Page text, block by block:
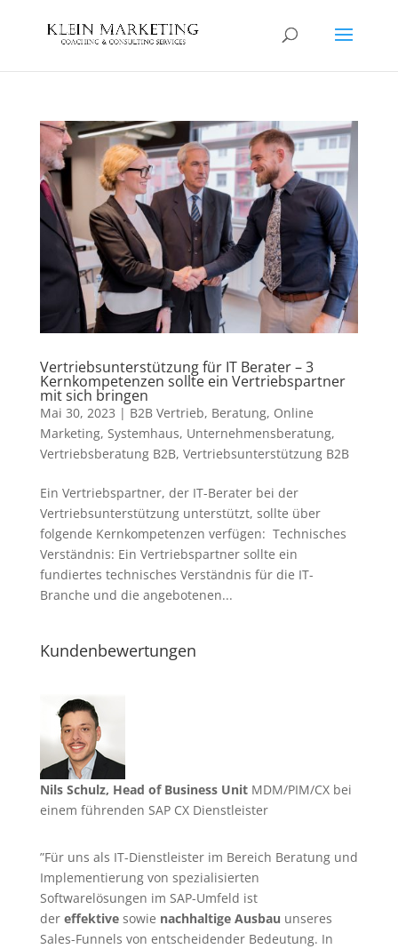
Vertriebsunterstützung für IT Berater – 3
Kernkompetenzen sollte ein Vertriebspartner
mit sich bringen
Mai 30, 2023 | B2B Vertrieb, Beratung, Online
Marketing, Systemhaus, Unternehmensberatung,
Vertriebsberatung B2B, Vertriebsunterstützung B2B
Ein Vertriebspartner, der IT-Berater bei der
Vertriebsunterstützung unterstützt, sollte über
folgende Kernkompetenzen verfügen: Technisches
Verständnis: Ein Vertriebspartner sollte ein
fundiertes technisches Verständnis für die IT-
Branche und die angebotenen...
Kundenbewertungen
Nils Schulz, Head of Business UnitMDM/PIM/CX bei
einem führenden SAP CX Dienstleister
”Für uns als IT-Dienstleister im Bereich Beratung und
Implementierung von spezialisierten
Softwarelösungen im SAP-Umfeld ist
der effektive sowie nachhaltige Ausbau unseres
Sales-Funnels von entscheidender Bedeutung. In